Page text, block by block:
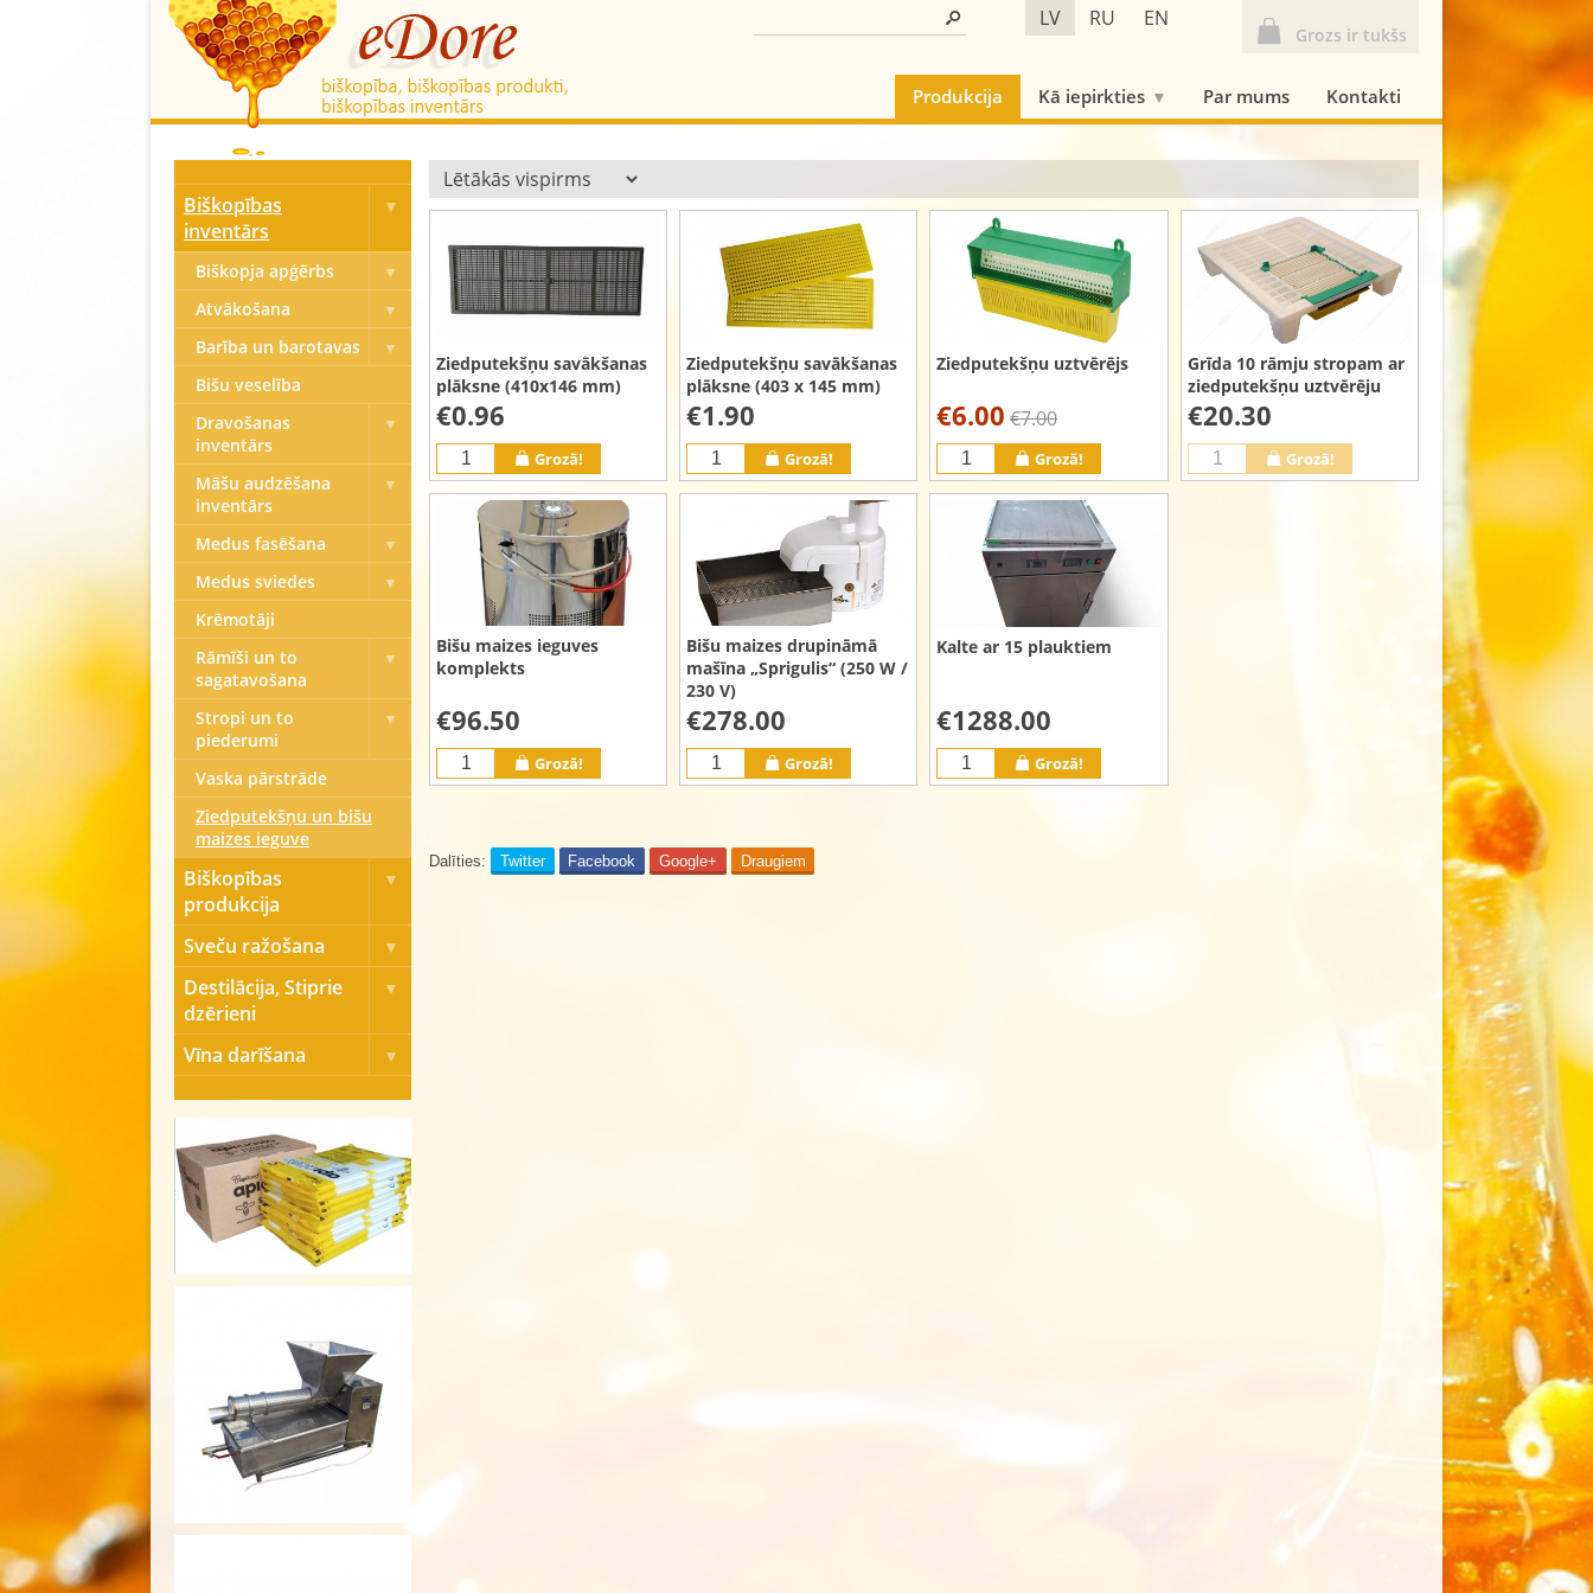
LV RU EN
Grozs ir tukšs
Produkcija Kā iepirkties Par mums Kontakti
Biškopības
inventārs
Biškopja apģērbs
Atvākošana
Barība un barotavas
Bišu veselība
Dravošanas
inventārs
Māšu audzēšana
inventārs
Medus fasēšana
Medus sviedes
Krēmotāji
Rāmīši un to
sagatavošana
Stropi un to
piederumi
Vaska pārstrāde
Ziedputekšņu un bišu
maizes ieguve
Biškopības
produkcija
Sveču ražošana
Destilācija, Stiprie
dzērieni
Vīna darīšana
Ziedputekšņu savākšanas
plāksne (410x146 mm)
€0.96
Grozā!
Ziedputekšņu savākšanas
plāksne (403 x 145 mm)
€1.90
Grozā!
Ziedputekšņu uztvērējs
€6.00 €7.00
Grozā!
Grīda 10 rāmju stropam ar
ziedputekšņu uztvērēju
€20.30
Grozā!
Bišu maizes ieguves
komplekts
€96.50
Grozā!
Bišu maizes drupināmā
mašīna „Sprigulis“ (250 W /
230 V)
€278.00
Grozā!
Kalte ar 15 plauktiem
€1288.00
Grozā!
Dalīties: Twitter Facebook Google+ Draugiem